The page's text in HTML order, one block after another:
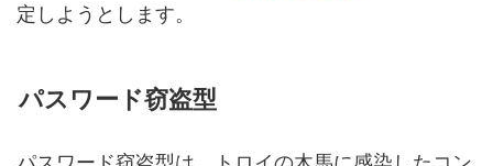
定しようとします。
パスワード窃盗型